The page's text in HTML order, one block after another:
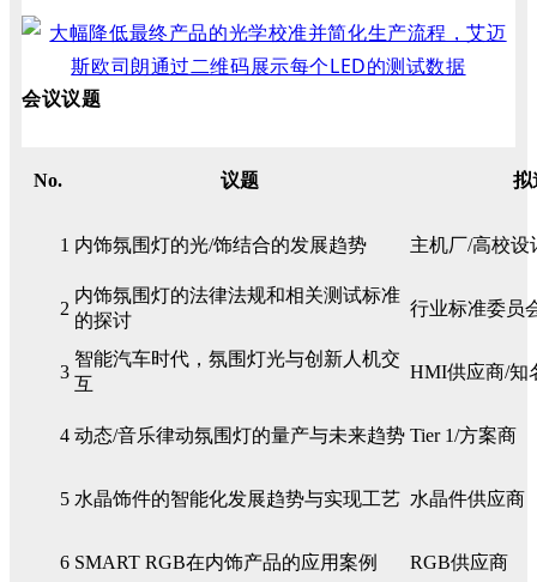
会议议题
No. 议题 拟
1 内饰氛围灯的光/饰结合的发展趋势 主机厂/高校设
2
内饰氛围灯的法律法规和相关测试标准
的探讨
行业标准委员
3
智能汽车时代，氛围灯光与创新人机交
互
HMI供应商/知
4 动态/音乐律动氛围灯的量产与未来趋势 Tier 1/方案商
5 水晶饰件的智能化发展趋势与实现工艺 水晶件供应商
6 SMART RGB在内饰产品的应用案例 RGB供应商